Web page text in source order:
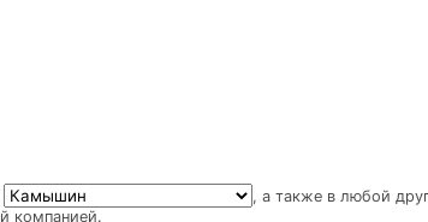
, а также в любой
компанией.